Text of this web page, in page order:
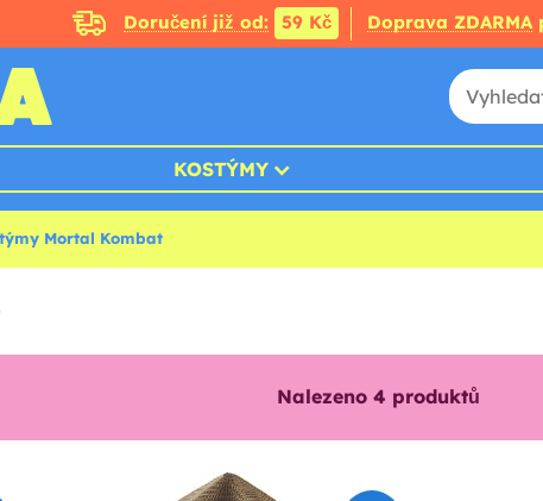
Doručení již od: 59 Kč Doprava ZDARMA
KOSTÝMY
Mortal Kombat
Nalezeno 4 produktů